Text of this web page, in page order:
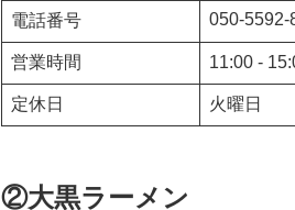
電話番号 050-5592-
営業時間 11:00 -
定休日 火曜日
②大黒ラーメン